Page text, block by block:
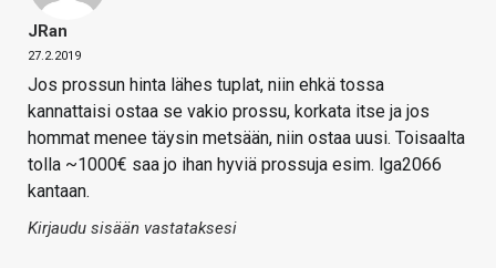
JRan
27.2.2019
Jos prossun hinta lähes tuplat, niin ehkä tossa
kannattaisi ostaa se vakio prossu, korkata itse ja jos
hommat menee täysin metsään, niin ostaa uusi. Toisaalta
tolla ~1000€ saa jo ihan hyviä prossuja esim. lga2066
kantaan.
Kirjaudu sisään vastataksesi